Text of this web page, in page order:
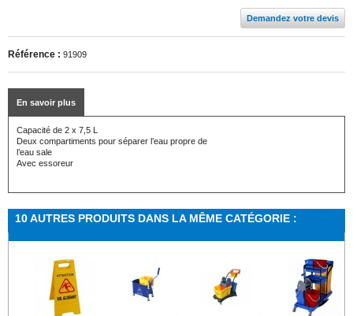
Demandez votre devis
Référence : 91909
En savoir plus
Capacité de 2 x 7,5 L
Deux compartiments pour séparer l’eau propre de
l’eau sale
Avec essoreur
10 AUTRES PRODUITS DANS LA MÊME CATÉGORIE :